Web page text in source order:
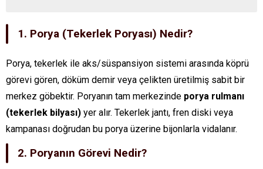
1. Porya (Tekerlek Poryası) Nedir?
Porya, tekerlek ile aks/süspansiyon sistemi arasında köprü
görevi gören, döküm demir veya çelikten üretilmiş sabit bir
merkez göbektir. Poryanın tam merkezinde porya rulmanı
(tekerlek bilyası) yer alır. Tekerlek jantı, fren diski veya
kampanası doğrudan bu porya üzerine bijonlarla vidalanır.
2. Poryanın Görevi Nedir?